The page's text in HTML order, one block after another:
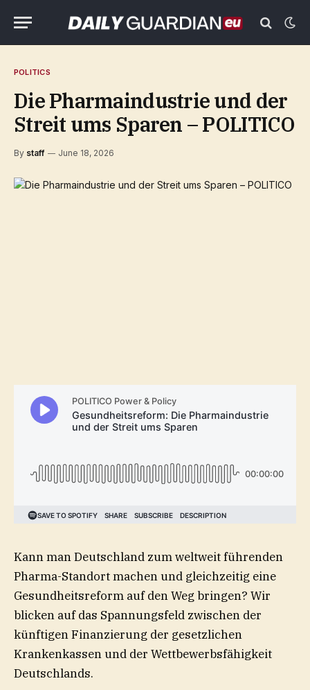
POLITICS
Die Pharmaindustrie und der
Streit ums Sparen – POLITICO
By staff June 18, 2026
Kann man Deutschland zum weltweit führenden
Pharma-Standort machen und gleichzeitig eine
Gesundheitsreform auf den Weg bringen? Wir
blicken auf das Spannungsfeld zwischen der
künftigen Finanzierung der gesetzlichen
Krankenkassen und der Wettbewerbsfähigkeit
Deutschlands.